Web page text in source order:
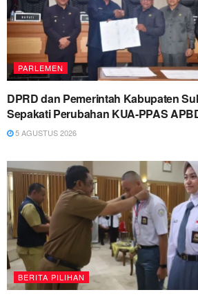
PARLEMEN
DPRD dan Pemerintah Kabupaten
Sepakati Perubahan KUA-PPAS
5 AGUSTUS 2026
BERITA PILIHAN